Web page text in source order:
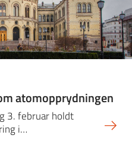
atomopprydningen
3. februar holdt
i…